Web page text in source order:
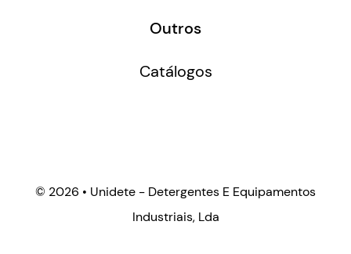
Outros
Catálogos
© 2026 • Unidete - Detergentes E Equipamentos
Industriais, Lda